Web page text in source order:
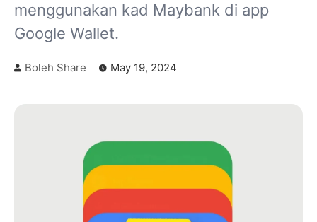
menggunakan kad Maybank di app
Google Wallet.
Boleh Share May 19, 2024